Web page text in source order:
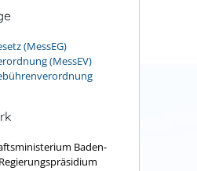
(MessEG)
(MessEV)
Baden-